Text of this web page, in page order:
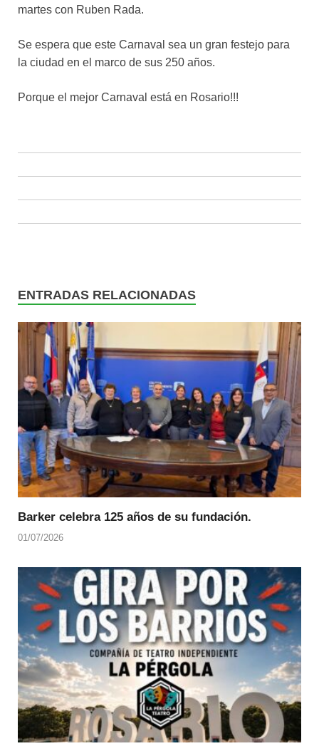
martes con Ruben Rada.
Se espera que este Carnaval sea un gran festejo para
la ciudad en el marco de sus 250 años.
Porque el mejor Carnaval está en Rosario!!!
ENTRADAS RELACIONADAS
Barker celebra 125 años de su fundación.
01/07/2026